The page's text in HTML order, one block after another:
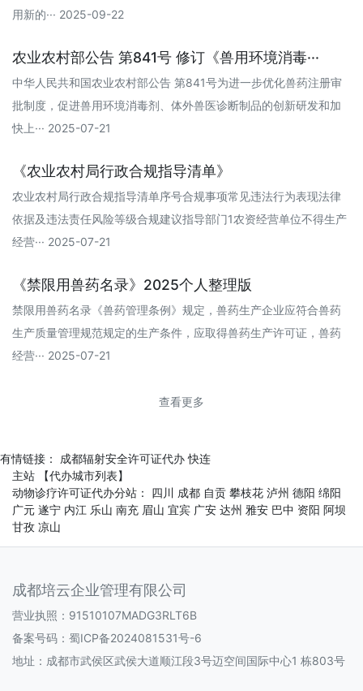
用新的··· 2025-09-22
农业农村部公告 第841号 修订《兽用环境消毒···
中华人民共和国农业农村部公告 第841号为进一步优化兽药注册审
批制度，促进兽用环境消毒剂、体外兽医诊断制品的创新研发和加
快上··· 2025-07-21
《农业农村局行政合规指导清单》
农业农村局行政合规指导清单序号合规事项常见违法行为表现法律
依据及违法责任风险等级合规建议指导部门1农资经营单位不得生产
经营··· 2025-07-21
《禁限用兽药名录》2025个人整理版
禁限用兽药名录《兽药管理条例》规定，兽药生产企业应符合兽药
生产质量管理规范规定的生产条件，应取得兽药生产许可证，兽药
经营··· 2025-07-21
查看更多
有情链接： 成都辐射安全许可证代办 快连
主站
【代办城市列表】
动物诊疗许可证代办分站： 四川 成都 自贡 攀枝花 泸州 德阳 绵阳
广元 遂宁 内江 乐山 南充 眉山 宜宾 广安 达州 雅安 巴中 资阳 阿坝
甘孜 凉山
成都培云企业管理有限公司
营业执照：91510107MADG3RLT6B
备案号码： 蜀ICP备2024081531号-6
地址：成都市武侯区武侯大道顺江段3号迈空间国际中心1 栋803号